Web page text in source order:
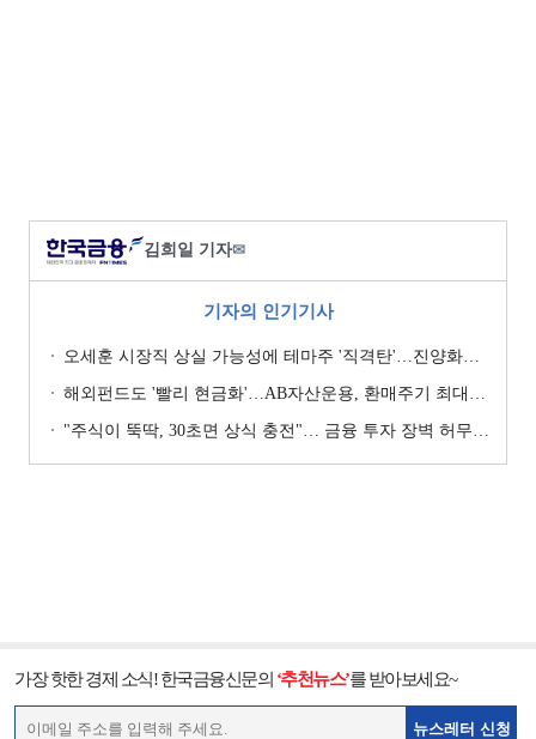
김희일 기자✉
기자의 인기기사
오세훈 시장직 상실 가능성에 테마주 '직격탄'…진양화학 하한가
해외펀드도 '빨리 현금화'…AB자산운용, 환매주기 최대 3일 단축
"주식이 뚝딱, 30초면 상식 충전"… 금융 투자 장벽 허무는 '이지 파이낸스' 열풍
가장 핫한 경제 소식! 한국금융신문의 ‘추천뉴스’를 받아보세요~
뉴스레터 신청